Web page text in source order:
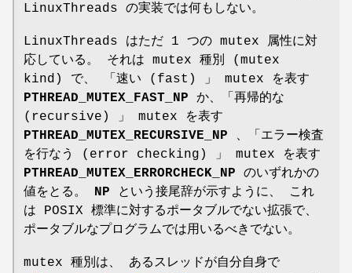
LinuxThreads の実装では何もしない。
LinuxThreads はただ 1 つの mutex 属性に対
応している。 それは mutex 種別 (mutex
kind) で、 「速い (fast) 」 mutex を表す
PTHREAD_MUTEX_FAST_NP か、「再帰的な
(recursive) 」 mutex を表す
PTHREAD_MUTEX_RECURSIVE_NP 、「エラー検査
を行なう (error checking) 」 mutex を表す
PTHREAD_MUTEX_ERRORCHECK_NP のいずれかの
値をとる。
NP という接尾辞が示すように、 これ
は POSIX 標準に対するポータブルでない拡張で、
ポータブルなプログラムでは用いるべきでない。
mutex 種別は、 あるスレッドが自分自身で